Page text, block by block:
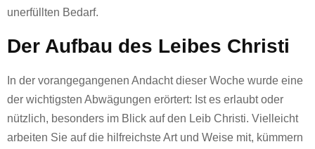
unerfüllten Bedarf.
Der Aufbau des Leibes Christi
In der vorangegangenen Andacht dieser Woche wurde eine
der wichtigsten Abwägungen erörtert: Ist es erlaubt oder
nützlich, besonders im Blick auf den Leib Christi. Vielleicht
arbeiten Sie auf die hilfreichste Art und Weise mit, kümmern